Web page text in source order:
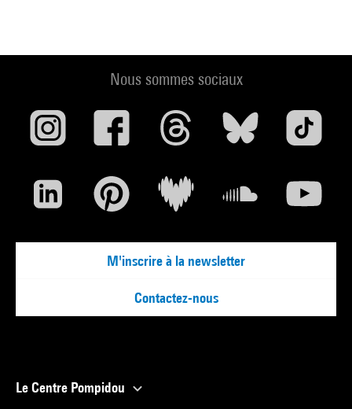
Nous sommes sociaux
M'inscrire à la newsletter
Contactez-nous
Le Centre Pompidou